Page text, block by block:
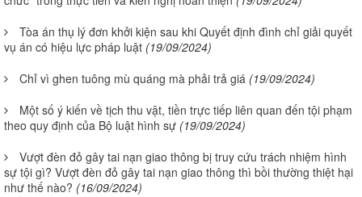
Tòa án thụ lý đơn khởi kiện sau khi Quyết định đình chỉ giải quyết
vụ án có hiệu lực pháp luật (19/09/2024)
Chỉ vì ghen tuông mù quáng mà phải trả giá (19/09/2024)
Một số ý kiến về tịch thu vật, tiền trực tiếp liên quan đến tội phạm
theo quy định của Bộ luật hình sự (19/09/2024)
Vượt đèn đỏ gây tai nạn giao thông bị truy cứu trách nhiệm hình
sự tội gì? Vượt đèn đỏ gây tai nạn giao thông thì bồi thường thiệt hại
như thế nào? (16/09/2024)